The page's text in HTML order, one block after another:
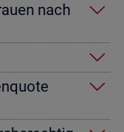
nach